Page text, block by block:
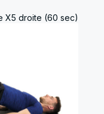
X5 droite (60 sec)